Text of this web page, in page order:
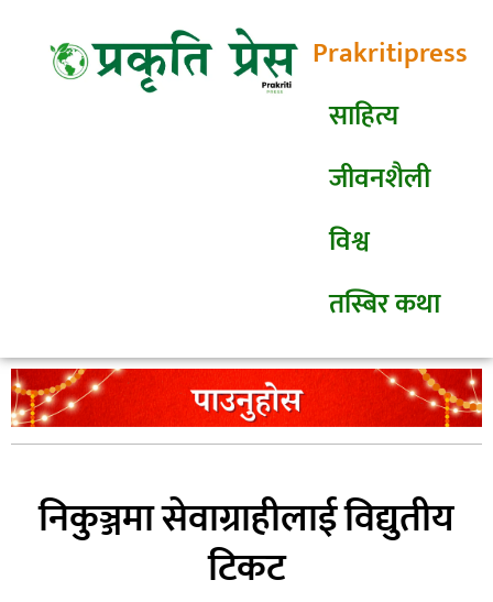
Prakritipress
साहित्य
जीवनशैली
विश्व
तस्बिर कथा
निकुञ्जमा सेवाग्राहीलाई विद्युतीय
टिकट